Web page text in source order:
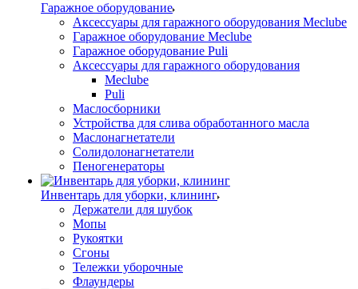
Гаражное оборудование
Аксессуары для гаражного оборудования Meclube
Гаражное оборудование Meclube
Гаражное оборудование Puli
Аксессуары для гаражного оборудования
Meclube
Puli
Маслосборники
Устройства для слива обработанного масла
Маслонагнетатели
Солидолонагнетатели
Пеногенераторы
Инвентарь для уборки, клининг
Держатели для шубок
Мопы
Рукоятки
Сгоны
Тележки уборочные
Флаундеры